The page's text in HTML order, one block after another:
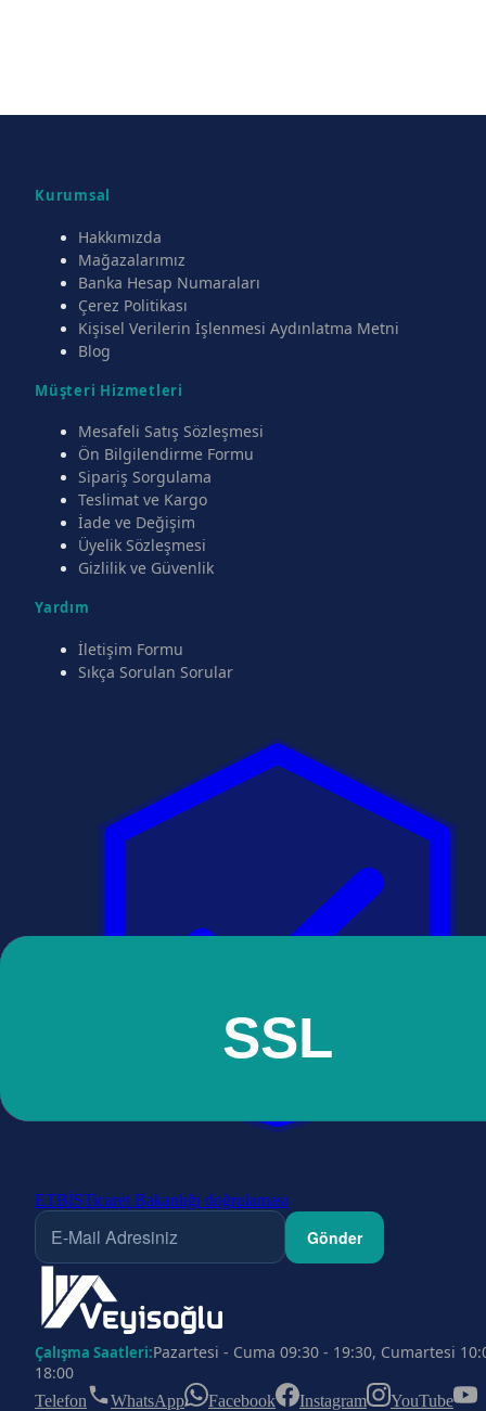
Kurumsal
Hakkımızda
Mağazalarımız
Banka Hesap Numaraları
Çerez Politikası
Kişisel Verilerin İşlenmesi Aydınlatma Metni
Blog
Müşteri Hizmetleri
Mesafeli Satış Sözleşmesi
Ön Bilgilendirme Formu
Sipariş Sorgulama
Teslimat ve Kargo
İade ve Değişim
Üyelik Sözleşmesi
Gizlilik ve Güvenlik
Yardım
İletişim Formu
Sıkça Sorulan Sorular
ETBİSTicaret Bakanlığı doğrulaması
Gönder
Çalışma Saatleri:Pazartesi - Cuma 09:30 - 19:30, Cumartesi
18:00
Telefon WhatsApp Facebook Instagram YouTube